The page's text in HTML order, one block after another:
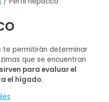
te permitirán determinar
que se encuentran
para evaluar el
el hígado.